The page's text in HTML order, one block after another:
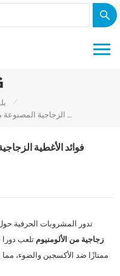
/
فوائد الأغطية الزجاجية المصنوعة من الألومنيوم للمشروبات الحرفية
فوائد الأغطية
تدور المشروبات الحرفية
زجاجية من الألومنيوم تلعب دورا
ممتازًا ضد الأكسجين والضوء،